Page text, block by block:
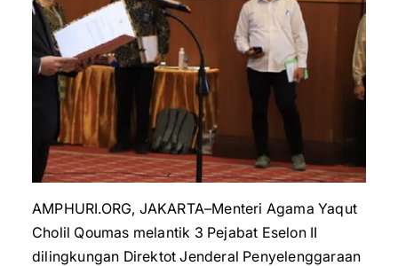
AMPHURI.ORG, JAKARTA–Menteri Agama Yaqut
Cholil Qoumas melantik 3 Pejabat Eselon II
dilingkungan Direktot Jenderal Penyelenggaraan